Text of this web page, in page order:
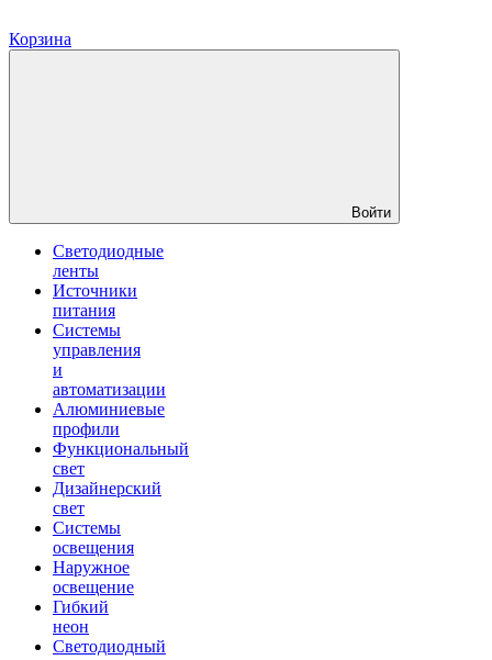
Корзина
Войти
Светодиодные
ленты
Источники
питания
Системы
управления
и
автоматизации
Алюминиевые
профили
Функциональный
свет
Дизайнерский
свет
Системы
освещения
Наружное
освещение
Гибкий
неон
Светодиодный